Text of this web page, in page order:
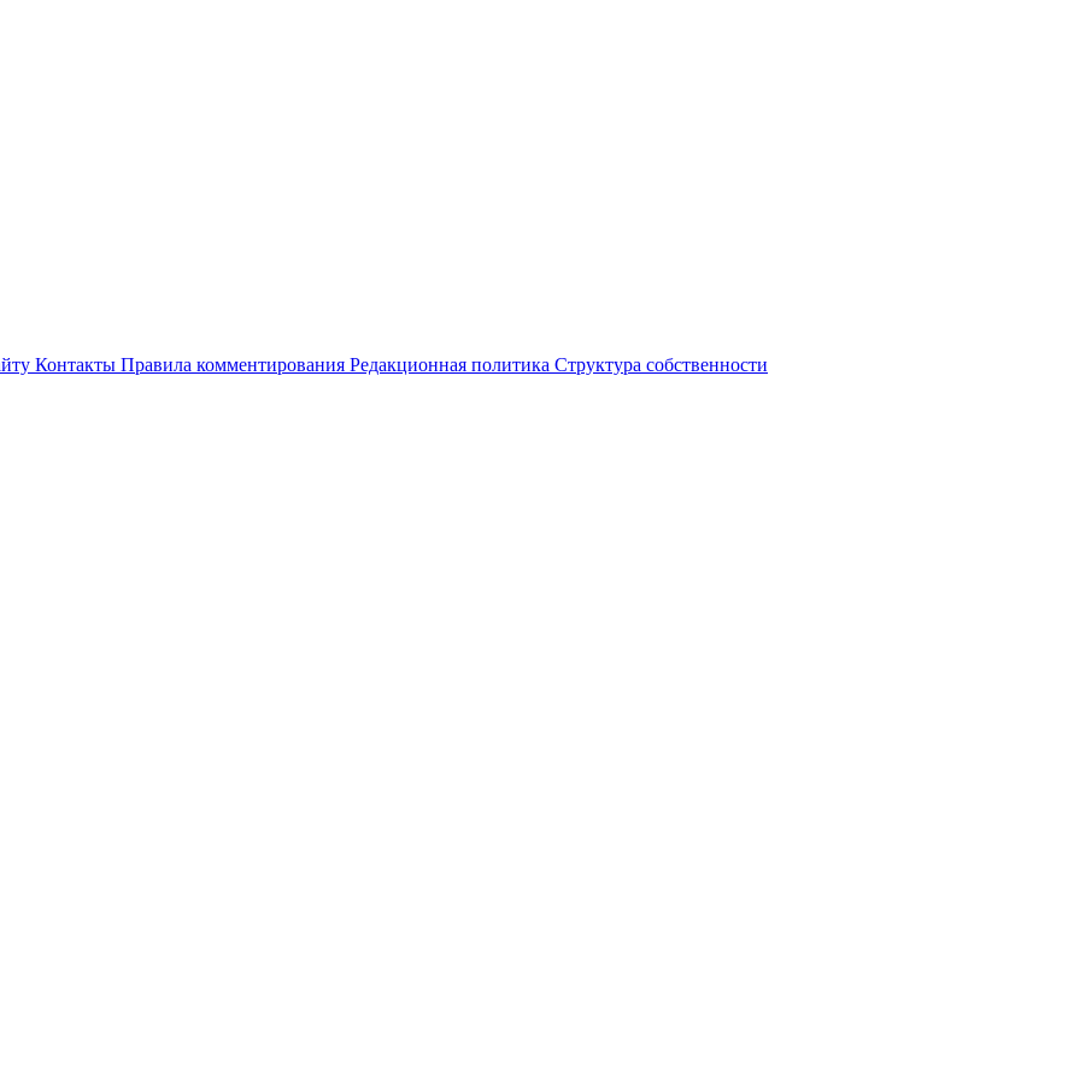
Контакты Правила комментирования Редакционная политика Структура собственности